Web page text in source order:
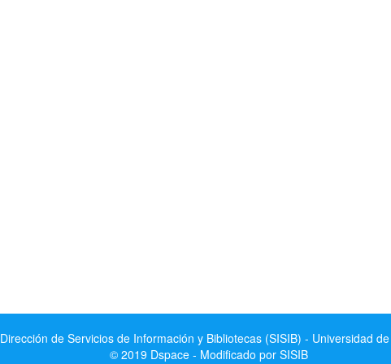
Dirección de Servicios de Información y Bibliotecas (SISIB) - Universidad
© 2019 Dspace - Modificado por SISIB